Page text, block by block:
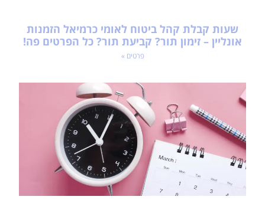
שעות קבלת קהל ביטוח לאומי כרמיאל הזמנות
אונליין – זימון תור? קביעת תור? כל הפרטים פה!
פרטים »